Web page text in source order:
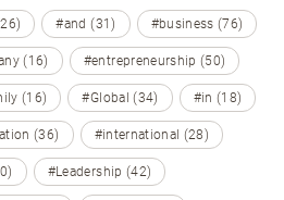
#and (31) #business (76)
(16) #entrepreneurship (50)
(16) #Global (34) #in (18)
(36) #international (28)
#Leadership (42)